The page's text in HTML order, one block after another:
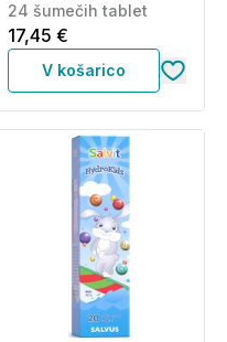
24 šumečih tablet
17,45 €
V košarico